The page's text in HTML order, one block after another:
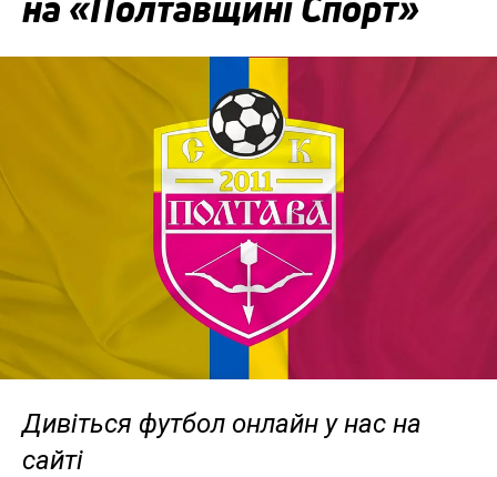
Дивіться футбол онлайн у нас на
сайті